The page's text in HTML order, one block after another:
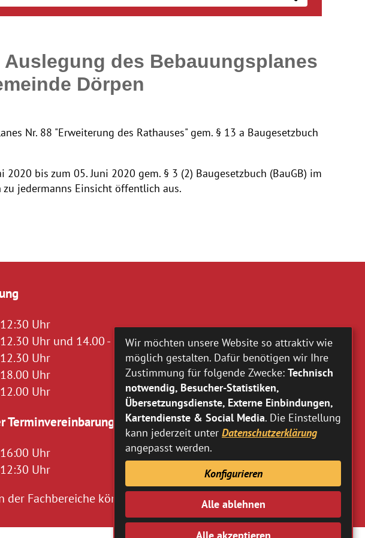
des Bebauungsplanes
Dörpen
Nr. 88 "Erweiterung des Rathauses" gem. § 13 a Baugesetzbuch
bis zum 05. Juni 2020 gem. § 3 (2) Baugesetzbuch (BauGB) im
jedermanns Einsicht öffentlich aus.
Uhr
Uhr und 14.00 - 16.00 Uhr
Uhr
Uhr
Uhr
Uhr
Uhr
Fachbereiche können Sie
entnehmen.
Wir möchten unsere Website so attraktiv wie
möglich gestalten. Dafür benötigen wir Ihre
Zustimmung für folgende Zwecke: Technisch
notwendig, Besucher-Statistiken,
Übersetzungsdienste, Externe Einbindungen,
Kartendienste & Social Media. Die Einstellung
kann jederzeit unter Datenschutzerklärung
angepasst werden.
Konfigurieren
Alle ablehnen
Alle akzeptieren